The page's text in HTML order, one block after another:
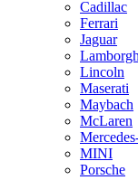
Cadillac
Ferrari
Jaguar
Lincoln
Maserati
Maybach
McLaren
MINI
Porsche